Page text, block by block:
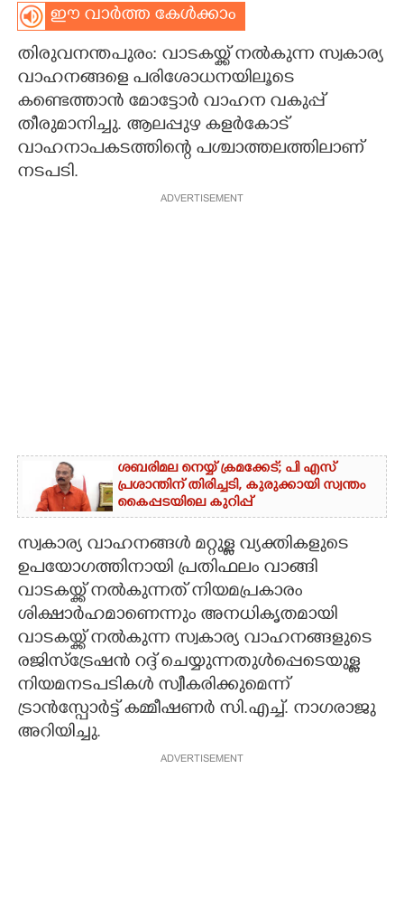
CARTOONS
LITERATURE
ZOOM
ഈ വാർത്ത കേൾക്കാം
തിരുവനന്തപുരം: വാടകയ്ക്ക് നൽകുന്ന സ്വകാര്യ
വാഹനങ്ങളെ പരിശോധനയിലൂടെ
കണ്ടെത്താൻ മോട്ടോർ വാഹന വകുപ്പ്
തീരുമാനിച്ചു. ആലപ്പുഴ കളർകോട്
വാഹനാപകടത്തിന്റെ പശ്ചാത്തലത്തിലാണ്
നടപടി.
ADVERTISEMENT
ശബരിമല നെയ്യ് ക്രമക്കേട്; പി എസ്
പ്രശാന്തിന് തിരിച്ചടി, കുരുക്കായി സ്വന്തം
കൈപ്പടയിലെ കുറിപ്പ്
സ്വകാര്യ വാഹനങ്ങൾ മറ്റുള്ള വ്യക്തികളുടെ
ഉപയോഗത്തിനായി പ്രതിഫലം വാങ്ങി
വാടകയ്ക്ക് നൽകുന്നത് നിയമപ്രകാരം
ശിക്ഷാർഹമാണെന്നും അനധികൃതമായി
വാടകയ്ക്ക് നൽകുന്ന സ്വകാര്യ വാഹനങ്ങളുടെ
രജിസ്ട്രേഷൻ റദ്ദ് ചെയ്യുന്നതുൾപ്പെടെയുള്ള
നിയമനടപടികൾ സ്വീകരിക്കുമെന്ന്
ട്രാൻസ്പോർട്ട് കമ്മീഷണർ സി.എച്ച്. നാഗരാജു
അറിയിച്ചു.
ADVERTISEMENT